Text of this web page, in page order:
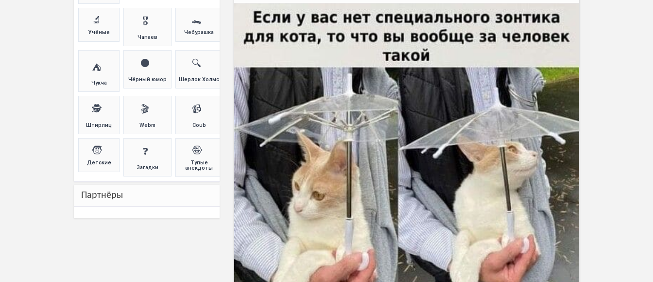
Код: Отмена Отправить
🔬
Учёные
🎖️
Чапаев
🐊
Чебурашка
⛺
Чукча
⚫
Чёрный юмор
🔍
Шерлок Холмс
🕵️
Штирлиц
🎬
Webm
📹
Coub
🧒
Детские
❓
Загадки
🤪
Тупые
анекдоты
Партнёры